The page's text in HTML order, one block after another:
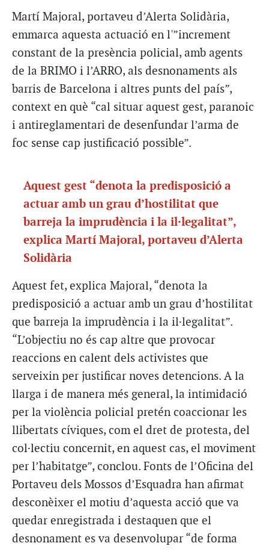
Martí Majoral, portaveu d’Alerta Solidària,
emmarca aquesta actuació en l'”increment
constant de la presència policial, amb agents
de la BRIMO i l’ARRO, als desnonaments als
barris de Barcelona i altres punts del país”,
context en què “cal situar aquest gest, paranoic
i antireglamentari de desenfundar l’arma de
foc sense cap justificació possible”.
Aquest gest “denota la predisposició a
actuar amb un grau d’hostilitat que
barreja la imprudència i la il·legalitat”,
explica Martí Majoral, portaveu d’Alerta
Solidària
Aquest fet, explica Majoral, “denota la
predisposició a actuar amb un grau d’hostilitat
que barreja la imprudència i la il·legalitat”.
“L’objectiu no és cap altre que provocar
reaccions en calent dels activistes que
serveixin per justificar noves detencions. A la
llarga i de manera més general, la intimidació
per la violència policial pretén coaccionar les
llibertats cíviques, com el dret de protesta, del
col·lectiu concernit, en aquest cas, el moviment
per l’habitatge”, conclou. Fonts de l’Oficina del
Portaveu dels Mossos d’Esquadra han afirmat
desconèixer el motiu d’aquesta acció que va
quedar enregistrada i destaquen que el
desnonament es va desenvolupar “de forma